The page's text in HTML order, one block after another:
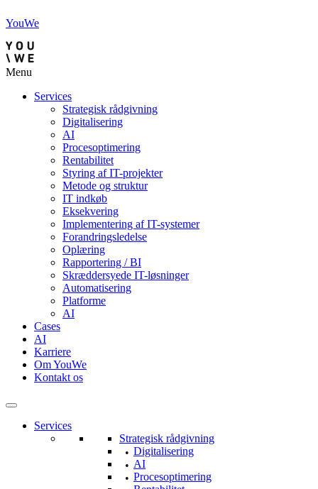
YouWe
Menu
Services
Strategisk rådgivning
Digitalisering
AI
Procesoptimering
Rentabilitet
Styring af IT-projekter
Metode og struktur
IT indkøb
Eksekvering
Implementering af IT-systemer
Forandringsledelse
Oplæring
Rapportering / BI
Skræddersyede IT-løsninger
Automatisering
Platforme
AI
Cases
AI
Karriere
Om YouWe
Kontakt os
Services
Strategisk rådgivning
Digitalisering
AI
Procesoptimering